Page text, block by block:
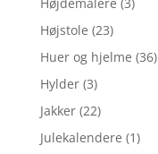
Højstole (23)
Huer og hjelme (36)
Hylder (3)
Jakker (22)
Julekalendere (1)